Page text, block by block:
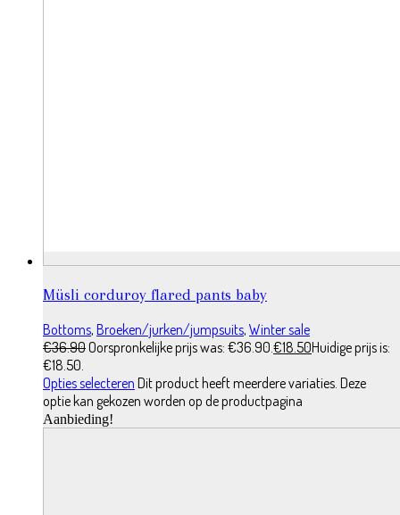
Müsli corduroy flared pants baby
Bottoms, Broeken/jurken/jumpsuits, Winter sale
€36.90Oorspronkelijke prijs was: €36.90.€18.50Huidige prijs is:
€18.50.
Opties selecteren Dit product heeft meerdere variaties. Deze
optie kan gekozen worden op de productpagina
Aanbieding!